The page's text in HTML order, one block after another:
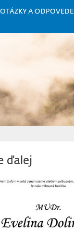
OTÁZKY A ODPOVEDE
ďalej